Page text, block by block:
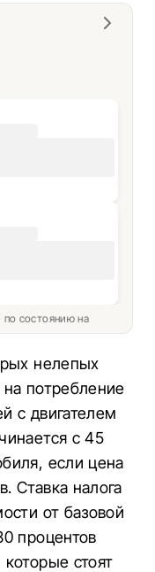
состоянию на
нелепых
потребление
с двигателем
с 45
если цена
Ставка налога
от базовой
процентов
стоят